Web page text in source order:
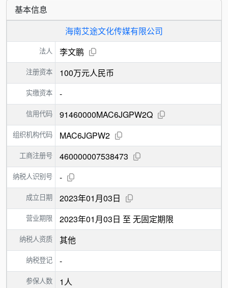
基本信息
海南艾途文化传媒有限公司
法人 李文鹏
注册资本 100万元人民币
实缴资本 -
信用代码 91460000MAC6JGPW2Q
组织机构代码 MAC6JGPW2
工商注册号 460000007538473
纳税人识别号 -
成立日期 2023年01月03日
营业期限 2023年01月03日 至 无固定期限
纳税人资质 其他
纳税登记 -
参保人数 1人